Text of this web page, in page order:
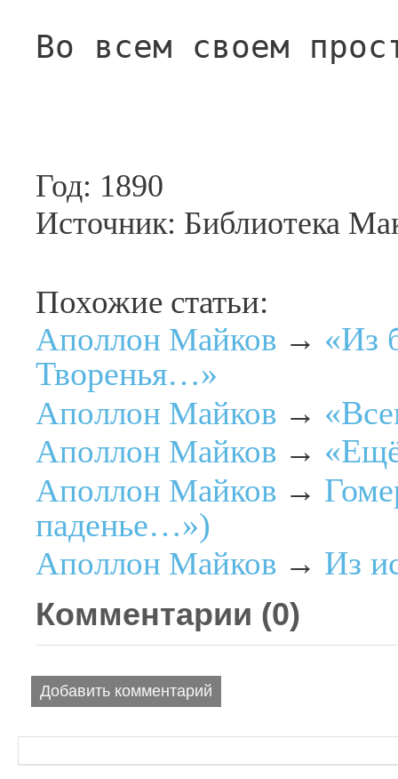
Во всем своем
Год: 1890
Источник: Библиотека
Похожие статьи:
Аполлон Майков → «Из
Творенья…»
Аполлон Майков →
Аполлон Майков →
Аполлон Майков →
паденье…»)
Аполлон Майков → Из
Комментарии (0)
Добавить комментарий